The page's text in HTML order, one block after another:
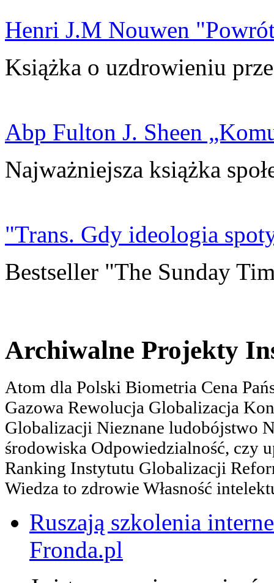
Henri J.M Nouwen
Książka o uzdrowieniu
Abp Fulton J. Sheen
Najważniejsza książka
"Trans. Gdy ideologia
Bestseller "The Sunday
Archiwalne Projekty
Atom dla Polski Biometria Cena
Gazowa Rewolucja Globalizacja
Globalizacji Nieznane ludobójstwo
środowiska Odpowiedzialność, czy
Ranking Instytutu Globalizacji
Wiedza to zdrowie Własność
Ruszają szkolenia
Fronda.pl